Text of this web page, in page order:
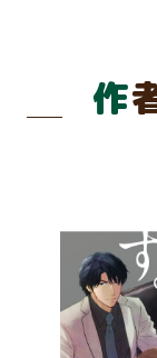
作者のその他の作